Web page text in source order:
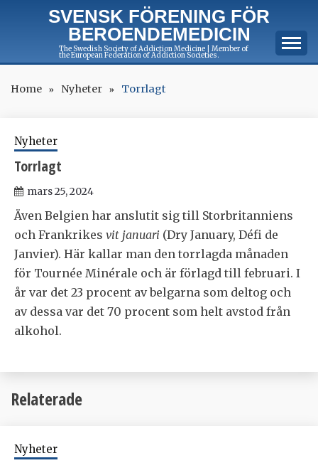
SVENSK FÖRENING FÖR
BEROENDEMEDICIN
The Swedish Society of Addiction Medicine | Member of
the European Federation of Addiction Societies.
Home Nyheter Torrlagt
Nyheter
Torrlagt
mars 25, 2024
Även Belgien har anslutit sig till Storbritanniens
och Frankrikes vit januari (Dry January, Défi de
Janvier). Här kallar man den torrlagda månaden
för Tournée Minérale och är förlagd till februari. I
år var det 23 procent av belgarna som deltog och
av dessa var det 70 procent som helt avstod från
alkohol.
Relaterade
Nyheter